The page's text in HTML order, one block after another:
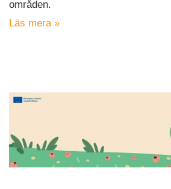
områden.
Läs mera »